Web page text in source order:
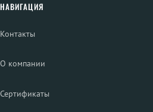
НАВИГАЦИЯ
Контакты
О компании
Сертификаты